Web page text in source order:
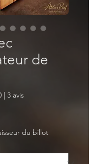
de
sur cinq étoiles selon
| 3 avis
du billot